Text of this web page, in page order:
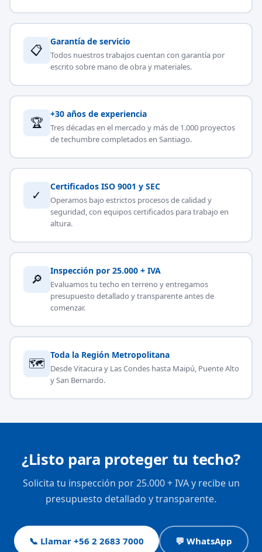
📋
Garantía de servicio
Todos nuestros trabajos cuentan con garantía por
escrito sobre mano de obra y materiales.
🏆
+30 años de experiencia
Tres décadas en el mercado y más de 1.000 proyectos
de techumbre completados en Santiago.
✓
Certificados ISO 9001 y SEC
Operamos bajo estrictos procesos de calidad y
seguridad, con equipos certificados para trabajo en
altura.
🔎
Inspección por 25.000 + IVA
Evaluamos tu techo en terreno y entregamos
presupuesto detallado y transparente antes de
comenzar.
🗺
Toda la Región Metropolitana
Desde Vitacura y Las Condes hasta Maipú, Puente Alto
y San Bernardo.
¿Listo para proteger tu techo?
Solicita tu inspección por 25.000 + IVA y recibe un
presupuesto detallado y transparente.
📞 Llamar +56 2 2683 7000 💬 WhatsApp